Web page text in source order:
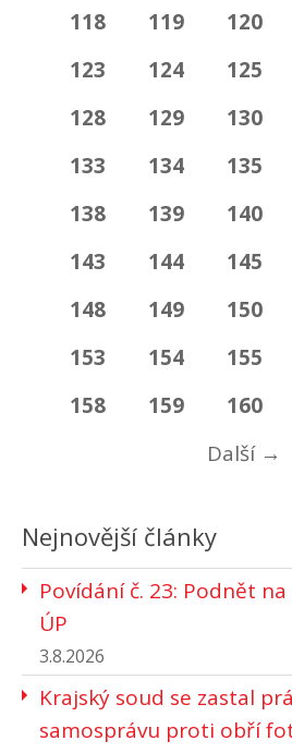
118
119 120
123
124 125
128
129 130
133
134 135
138
139 140
143
144 145
148
149 150
153
154 155
158
159 160
Další →
Nejnovější články
Povídání č. 23: Podnět
ÚP
3.8.2026
Krajský soud se zastal
samosprávu proti obří